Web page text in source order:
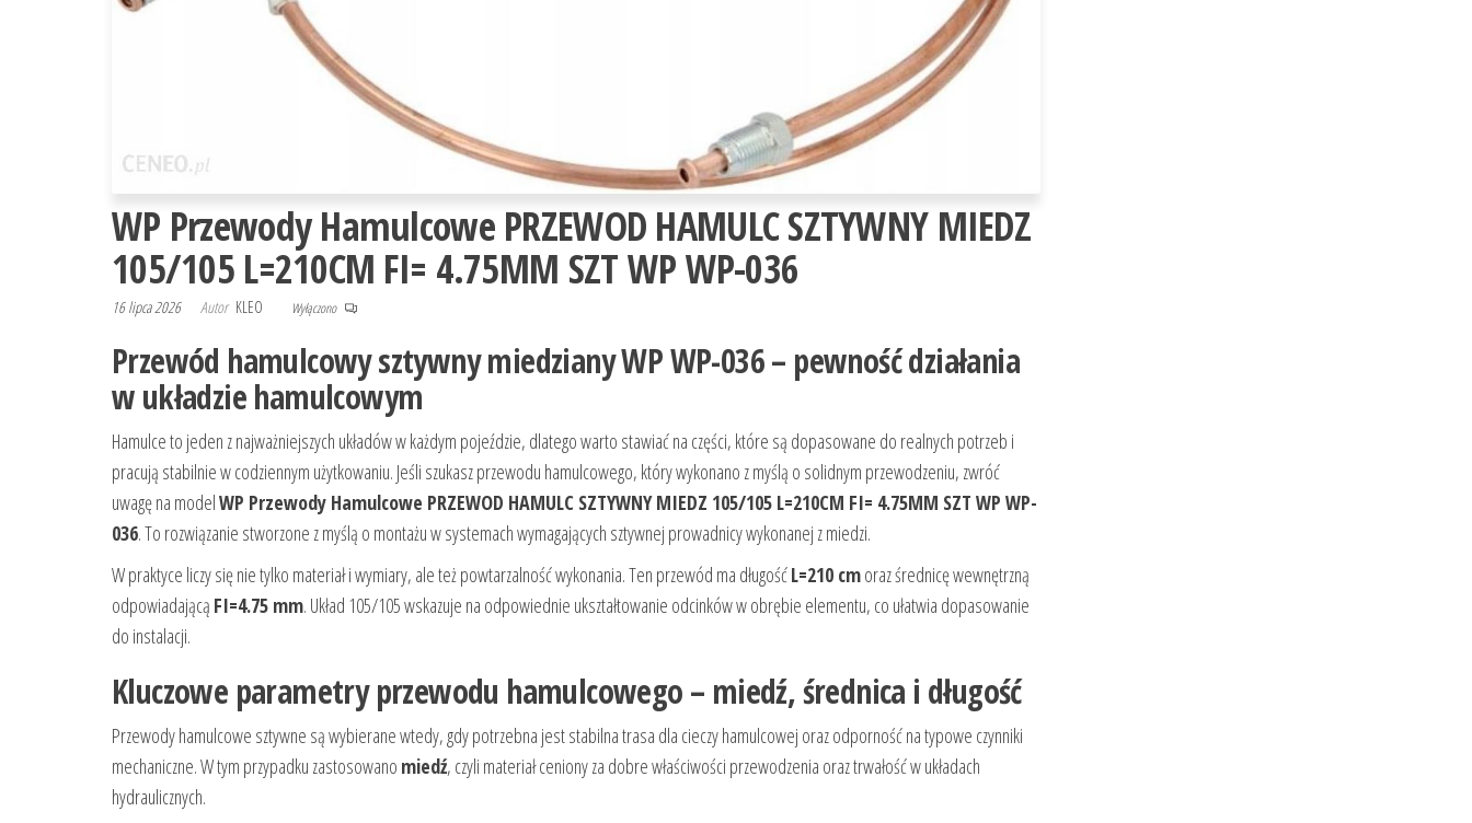
WP Przewody Hamulcowe PRZEWOD HAMULC SZTYWNY MIEDZ
105/105 L=210CM FI= 4.75MM SZT WP WP-036
16 lipca 2026 Autor KLEO Wyłączono
Przewód hamulcowy sztywny miedziany WP WP-036 – pewność działania
w układzie hamulcowym
Hamulce to jeden z najważniejszych układów w każdym pojeździe, dlatego warto stawiać na części, które są dopasowane do realnych potrzeb i
pracują stabilnie w codziennym użytkowaniu. Jeśli szukasz przewodu hamulcowego, który wykonano z myślą o solidnym przewodzeniu, zwróć
uwagę na modelWP Przewody Hamulcowe PRZEWOD HAMULC SZTYWNY MIEDZ 105/105 L=210CM FI= 4.75MM SZT WP WP-
036. To rozwiązanie stworzone z myślą o montażu w systemach wymagających sztywnej prowadnicy wykonanej z miedzi.
W praktyce liczy się nie tylko materiał i wymiary, ale też powtarzalność wykonania. Ten przewód ma długośćL=210 cmoraz średnicę wewnętrzną
odpowiadającą FI=4.75 mm. Układ 105/105 wskazuje na odpowiednie ukształtowanie odcinków w obrębie elementu, co ułatwia dopasowanie
do instalacji.
Kluczowe parametry przewodu hamulcowego – miedź, średnica i długość
Przewody hamulcowe sztywne są wybierane wtedy, gdy potrzebna jest stabilna trasa dla cieczy hamulcowej oraz odporność na typowe czynniki
mechaniczne. W tym przypadku zastosowano miedź, czyli materiał ceniony za dobre właściwości przewodzenia oraz trwałość w układach
hydraulicznych.